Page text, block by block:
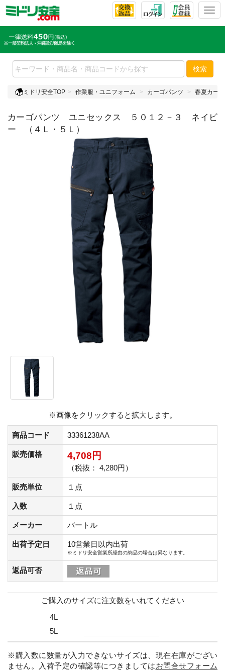
T
l
e
n
v
g
検索
ミドリ安全TOP 作業服・ユニフォーム カーゴパンツ 春夏カー
カーゴパンツ ユニセックス ５０１２－３ ネイビ
ー （４Ｌ・５Ｌ）
※画像をクリックすると拡大します。
商品コード 33361238AA
販売価格 4,708円
（税抜： 4,280円）
販売単位 １点
入数 １点
メーカー バートル
出荷予定日 10営業日以内出荷
※ミドリ安全営業所経由の納品の場合は異なります。
返品可否
ご購入のサイズに注文数をいれてください
4L
5L
※購入数に数量が入力できないサイズは、現在在庫がござい
ません。入荷予定の確認等につきましてはお問合せフォーム